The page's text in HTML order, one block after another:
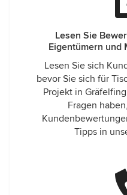
Lesen Sie
Eigentümern und
Lesen Sie sich
bevor Sie sich für
Projekt in
Fragen
Tipps in